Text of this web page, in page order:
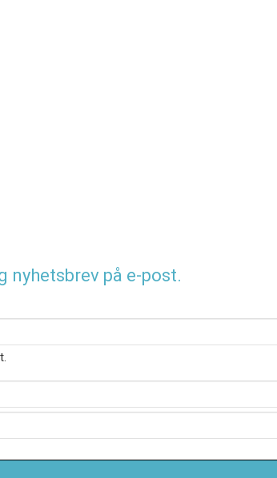
nyhetsbrev på e-post.